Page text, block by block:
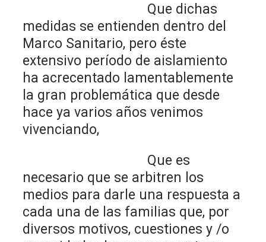
Que dichas
medidas se entienden dentro del
Marco Sanitario, pero éste
extensivo período de aislamiento
ha acrecentado lamentablemente
la gran problemática que desde
hace ya varios años venimos
vivenciando,
Que es
necesario que se arbitren los
medios para darle una respuesta a
cada una de las familias que, por
diversos motivos, cuestiones y /o